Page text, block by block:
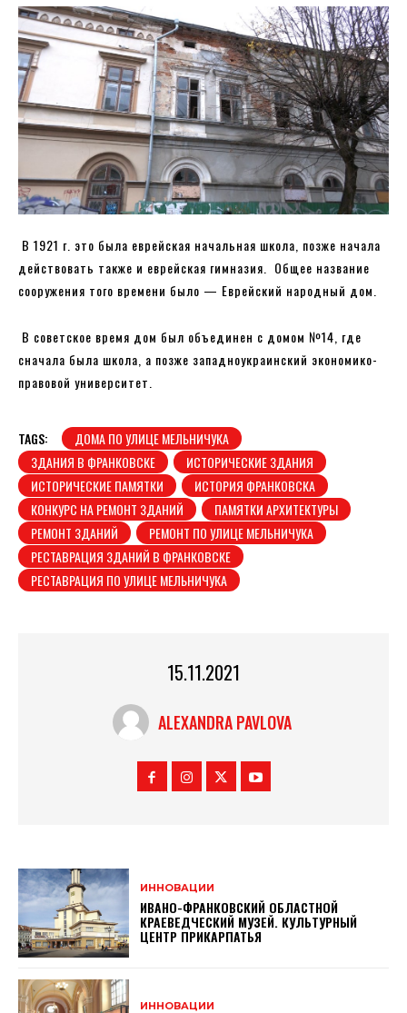
В 1921 г. это была еврейская начальная школа, позже начала
действовать также и еврейская гимназия. Общее название
сооружения того времени было — Еврейский народный дом.
В советское время дом был объединен с домом №14, где
сначала была школа, а позже западноукраинский экономико-
правовой университет.
TAGS:
ДОМА ПО УЛИЦЕ МЕЛЬНИЧУКА
ЗДАНИЯ В ФРАНКОВСКЕ
ИСТОРИЧЕСКИЕ ЗДАНИЯ
ИСТОРИЧЕСКИЕ ПАМЯТКИ
ИСТОРИЯ ФРАНКОВСКА
КОНКУРС НА РЕМОНТ ЗДАНИЙ
ПАМЯТКИ АРХИТЕКТУРЫ
РЕМОНТ ЗДАНИЙ
РЕМОНТ ПО УЛИЦЕ МЕЛЬНИЧУКА
РЕСТАВРАЦИЯ ЗДАНИЙ В ФРАНКОВСКЕ
РЕСТАВРАЦИЯ ПО УЛИЦЕ МЕЛЬНИЧУКА
15.11.2021
ALEXANDRA PAVLOVA
ИННОВАЦИИ
ИВАНО-ФРАНКОВСКИЙ ОБЛАСТНОЙ
КРАЕВЕДЧЕСКИЙ МУЗЕЙ. КУЛЬТУРНЫЙ
ЦЕНТР ПРИКАРПАТЬЯ
ИННОВАЦИИ